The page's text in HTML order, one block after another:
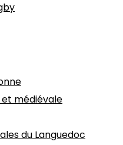
médiévale
du Languedoc